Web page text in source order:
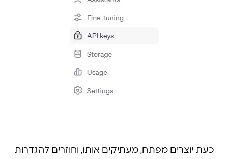
כעת יוצרים מפתח, מעתיקים אותו, וחוזרים להגדרות